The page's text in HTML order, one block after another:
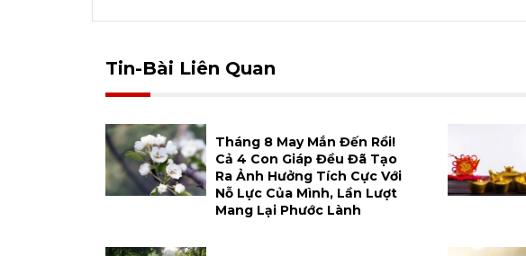
Tin-Bài Liên Quan
Tháng 8 May Mắn Đến Rồi!
Cả 4 Con Giáp Đều Đã Tạo
Ra Ảnh Hưởng Tích Cực Với
Nỗ Lực Của Mình, Lần Lượt
Mang Lại Phước Lành